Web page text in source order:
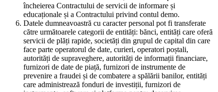
încheierea Contractului de servicii de informare și
educaționale și a Contractului privind contul demo.
Datele dumneavoastră cu caracter personal pot fi transferate
către următoarele categorii de entități: bănci, entități care oferă
servicii de plăți rapide, societăți din grupul de capital din care
face parte operatorul de date, curieri, operatori poștali,
autorități de supraveghere, autorități de informații financiare,
furnizori de date de piață, furnizori de instrumente de
prevenire a fraudei și de combatere a spălării banilor, entități
care administrează fonduri de investiții, furnizori de